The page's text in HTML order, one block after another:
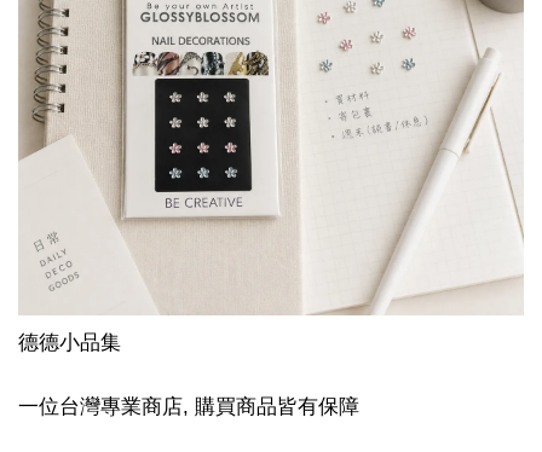
德德小品集
一位台灣專業商店, 購買商品皆有保障